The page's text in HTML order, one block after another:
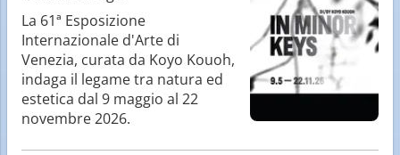
La 61ª Esposizione
Internazionale d'Arte di
Venezia, curata da Koyo Kouoh,
indaga il legame tra natura ed
estetica dal 9 maggio al 22
novembre 2026.